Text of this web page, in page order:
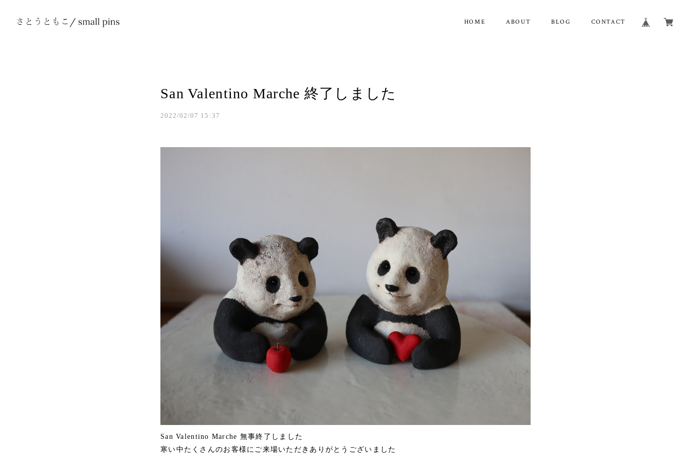
HOME ABOUT BLOG CONTACT
San Valentino Marche 終了しました
2022/02/07 15:37
San Valentino Marche 無事終了しました
寒い中たくさんのお客様にご来場いただきありがとうございました